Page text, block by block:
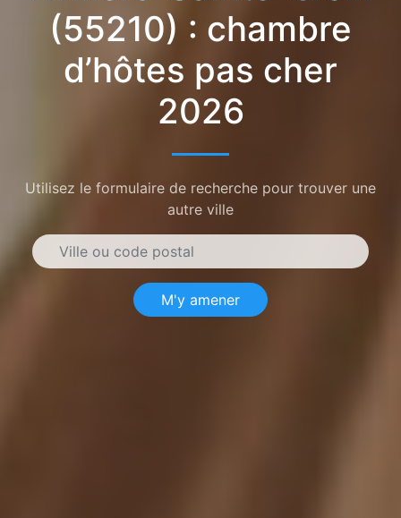
(55210) : chambre
d’hôtes pas cher
2026
Utilisez le formulaire de recherche pour trouver une
autre ville
M'y amener